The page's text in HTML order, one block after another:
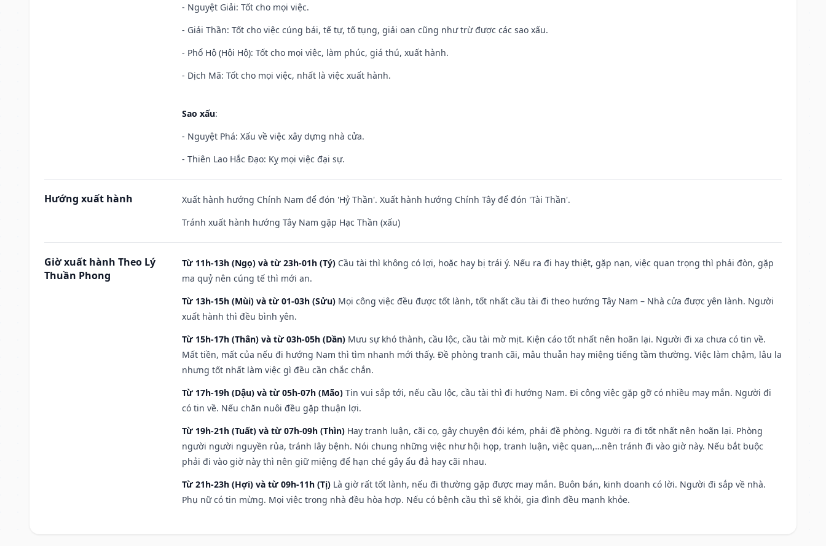
- Nguyệt Giải: Tốt cho mọi việc.
- Giải Thần: Tốt cho việc cúng bái, tế tự, tố tụng, giải oan cũng như trừ được các sao xấu.
- Phổ Hộ (Hội Hộ): Tốt cho mọi việc, làm phúc, giá thú, xuất hành.
- Dịch Mã: Tốt cho mọi việc, nhất là việc xuất hành.
Sao xấu:
- Nguyệt Phá: Xấu về việc xây dựng nhà cửa.
- Thiên Lao Hắc Đạo: Kỵ mọi việc đại sự.
Hướng xuất hành
Xuất hành hướng Chính Nam để đón 'Hỷ Thần'. Xuất hành hướng Chính Tây để đón 'Tài Thần'.
Tránh xuất hành hướng Tây Nam gặp Hạc Thần (xấu)
Giờ xuất hành Theo Lý
Thuần Phong
Từ 11h-13h (Ngọ) và từ 23h-01h (Tý) Cầu tài thì không có lợi, hoặc hay bị trái ý. Nếu ra đi hay thiệt, gặp nạn, việc quan trọng thì phải đòn, gặp
ma quỷ nên cúng tế thì mới an.
Từ 13h-15h (Mùi) và từ 01-03h (Sửu) Mọi công việc đều được tốt lành, tốt nhất cầu tài đi theo hướng Tây Nam – Nhà cửa được yên lành. Người
xuất hành thì đều bình yên.
Từ 15h-17h (Thân) và từ 03h-05h (Dần) Mưu sự khó thành, cầu lộc, cầu tài mờ mịt. Kiện cáo tốt nhất nên hoãn lại. Người đi xa chưa có tin về.
Mất tiền, mất của nếu đi hướng Nam thì tìm nhanh mới thấy. Đề phòng tranh cãi, mâu thuẫn hay miệng tiếng tầm thường. Việc làm chậm, lâu la
nhưng tốt nhất làm việc gì đều cần chắc chắn.
Từ 17h-19h (Dậu) và từ 05h-07h (Mão) Tin vui sắp tới, nếu cầu lộc, cầu tài thì đi hướng Nam. Đi công việc gặp gỡ có nhiều may mắn. Người đi
có tin về. Nếu chăn nuôi đều gặp thuận lợi.
Từ 19h-21h (Tuất) và từ 07h-09h (Thìn) Hay tranh luận, cãi cọ, gây chuyện đói kém, phải đề phòng. Người ra đi tốt nhất nên hoãn lại. Phòng
người người nguyền rủa, tránh lây bệnh. Nói chung những việc như hội họp, tranh luận, việc quan,…nên tránh đi vào giờ này. Nếu bắt buộc
phải đi vào giờ này thì nên giữ miệng để hạn ché gây ẩu đả hay cãi nhau.
Từ 21h-23h (Hợi) và từ 09h-11h (Tị) Là giờ rất tốt lành, nếu đi thường gặp được may mắn. Buôn bán, kinh doanh có lời. Người đi sắp về nhà.
Phụ nữ có tin mừng. Mọi việc trong nhà đều hòa hợp. Nếu có bệnh cầu thì sẽ khỏi, gia đình đều mạnh khỏe.